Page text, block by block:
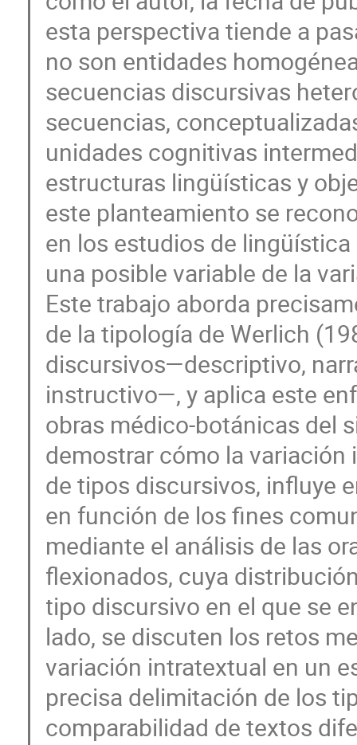
esta perspectiva tiende a
no son entidades
secuencias discursivas
secuencias,
unidades cognitivas
estructuras lingüísticas y
este planteamiento se
en los estudios de
una posible variable de la
Este trabajo aborda
de la tipología de Werlich
discursivos—descriptivo,
instructivo—, y aplica este
obras médico-botánicas del
demostrar cómo la
de tipos discursivos, influye
en función de los fines
mediante el análisis de las
flexionados, cuya
tipo discursivo en el que se
lado, se discuten los retos
variación intratextual en un
precisa delimitación de los
comparabilidad de textos